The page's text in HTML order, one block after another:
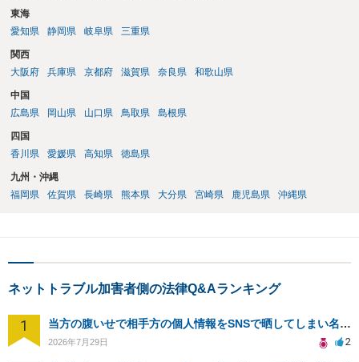
東海
愛知県
静岡県 岐阜県 三重県
関西
大阪府
兵庫県 京都府 滋賀県 奈良県 和歌山県
中国
広島県
岡山県 山口県 鳥取県 島根県
四国
香川県
愛媛県 高知県 徳島県
九州・沖縄
福岡県
佐賀県 長崎県 熊本県 大分県 宮崎県 鹿児島県 沖縄県
ネットトラブル加害者側の法律Q&Aランキング
1 当方の腹いせで相手方の個人情報をSNSで晒してしまい名誉毀損させてしまったかもしれない
2026年7月29日 2